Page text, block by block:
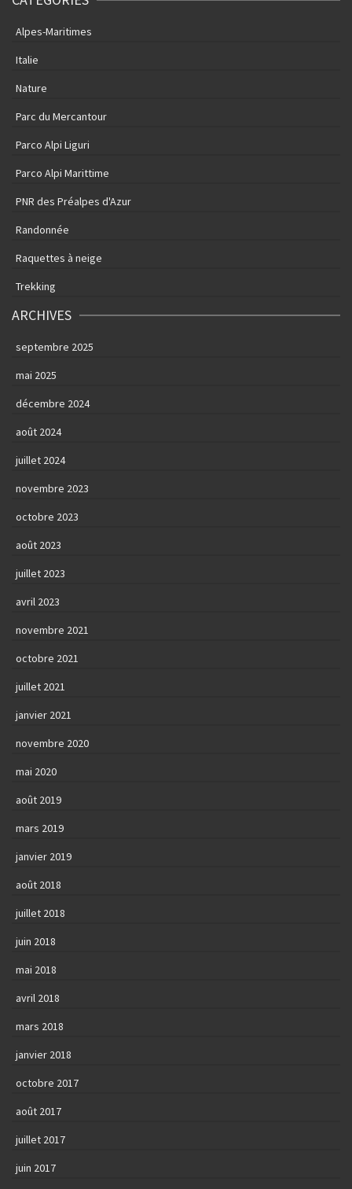
Alpes-Maritimes
Italie
Nature
Parc du Mercantour
Parco Alpi Liguri
Parco Alpi Marittime
PNR des Préalpes d'Azur
Randonnée
Raquettes à neige
Trekking
ARCHIVES
septembre 2025
mai 2025
décembre 2024
août 2024
juillet 2024
novembre 2023
octobre 2023
août 2023
juillet 2023
avril 2023
novembre 2021
octobre 2021
juillet 2021
janvier 2021
novembre 2020
mai 2020
août 2019
mars 2019
janvier 2019
août 2018
juillet 2018
juin 2018
mai 2018
avril 2018
mars 2018
janvier 2018
octobre 2017
août 2017
juillet 2017
juin 2017